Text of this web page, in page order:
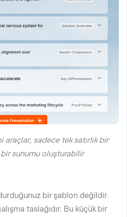
sadece tek satırlık bir
sunumu oluşturabilir
bir şablon değildir.
taslağıdır. Bu küçük bir